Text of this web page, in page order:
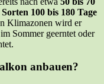
100 bis 180 Tage
Klimazonen wird er
Sommer geerntet oder
anbauen?